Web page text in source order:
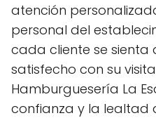
atención
personal del
cada cliente se
satisfecho con su
Hamburguesería La
confianza y la lealtad